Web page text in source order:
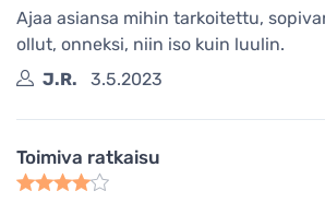
Ajaa asiansa mihin tarkoitettu,
ollut, onneksi, niin iso kuin luulin.
J.R.
3.5.2023
Toimiva ratkaisu